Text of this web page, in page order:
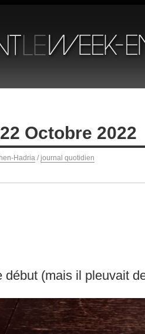
Octobre 2022
Hadria / journal quotidien
début (mais il pleuvait